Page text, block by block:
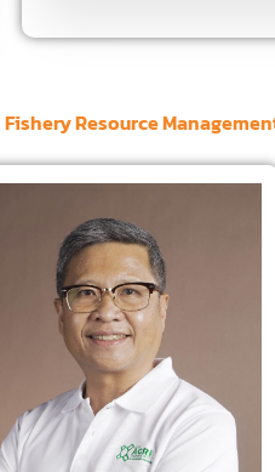
Resource